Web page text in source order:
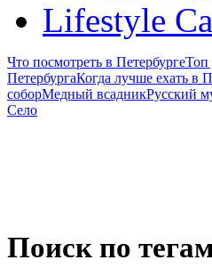
Lifestyle
Что посмотреть в ПетербургеТоп
ПетербургаКогда лучше ехать в
соборМедный всадникРусский
Село
Поиск по